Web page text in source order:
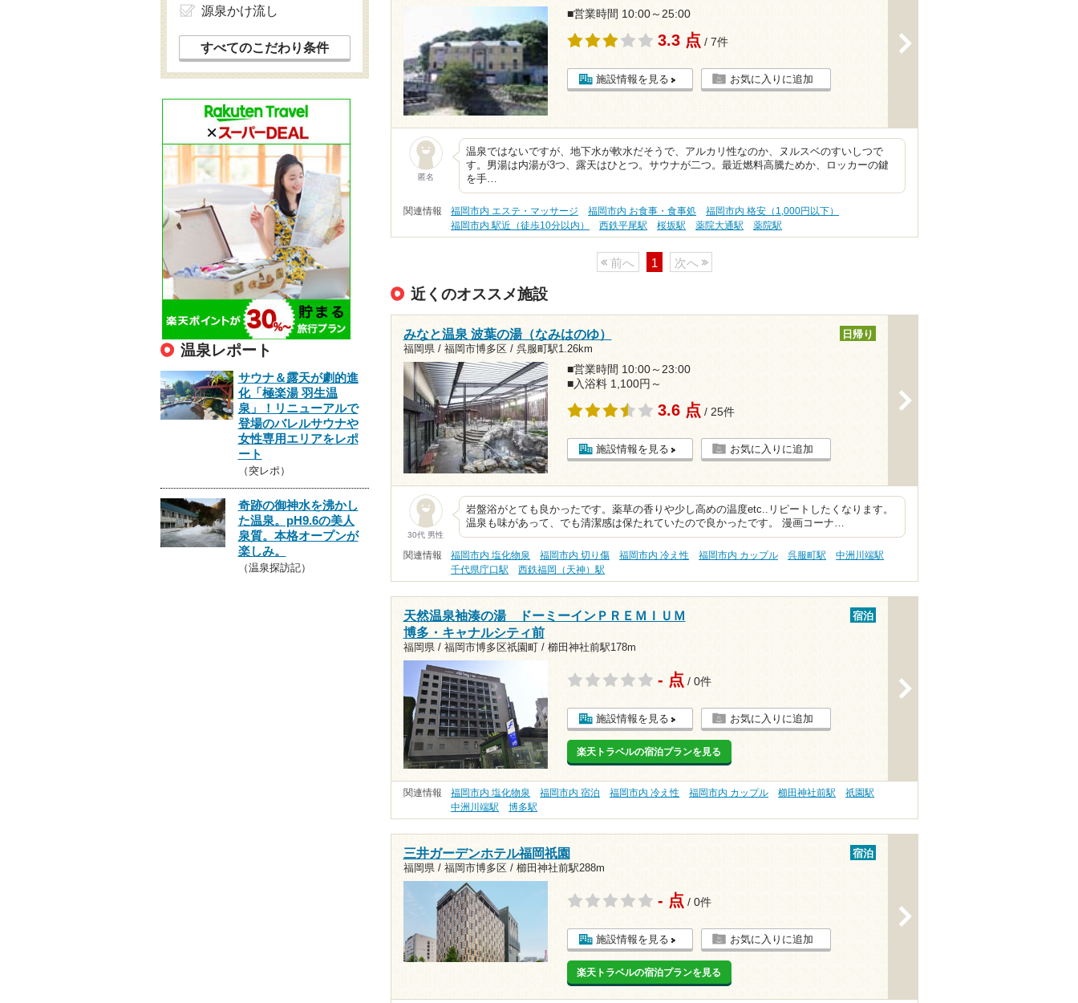
■営業時間 10:00～25:00
3.3 点 / 7件
施設情報を見る お気に入りに追加
匿名
温泉ではないですが、地下水が軟水だそうで、アルカリ性なのか、ヌルスベのすいしつで
す。男湯は内湯が3つ、露天はひとつ。サウナが二つ。最近燃料高騰ためか、ロッカーの鍵
を手…
関連情報 福岡市内 エステ・マッサージ 福岡市内 お食事・食事処
福岡市内 格安（1,000円以下）
福岡市内 駅近（徒歩10分以内）
西鉄平尾駅 桜坂駅 薬院大通駅 薬院駅
前へ 1 次へ
近くのオススメ施設
みなと温泉 波葉の湯（なみはのゆ）
福岡県 / 福岡市博多区 / 呉服町駅1.26km
日帰り
■営業時間 10:00～23:00
■入浴料 1,100円～
3.6 点 / 25件
施設情報を見る お気に入りに追加
30代 男性
岩盤浴がとても良かったです。薬草の香りや少し高めの温度etc..リピートしたくなります。
温泉も味があって、でも清潔感は保たれていたので良かったです。 漫画コーナ…
関連情報 福岡市内 塩化物泉 福岡市内 切り傷 福岡市内 冷え性 福岡市内 カップル 呉服町駅
中洲川端駅
千代県庁口駅
西鉄福岡（天神）駅
天然温泉袖湊の湯 ドーミーインＰＲＥＭＩＵＭ
博多・キャナルシティ前
福岡県 / 福岡市博多区祇園町 / 櫛田神社前駅178m
宿泊
- 点 / 0件
施設情報を見る お気に入りに追加
楽天トラベルの宿泊プランを見る
関連情報 福岡市内 塩化物泉 福岡市内 宿泊 福岡市内 冷え性 福岡市内 カップル 櫛田神社前駅
祇園駅
中洲川端駅
博多駅
三井ガーデンホテル福岡祇園
福岡県 / 福岡市博多区 / 櫛田神社前駅288m
宿泊
- 点 / 0件
施設情報を見る お気に入りに追加
楽天トラベルの宿泊プランを見る
源泉かけ流し
すべてのこだわり条件
温泉レポート
サウナ＆露天が劇的進
化「極楽湯 羽生温
泉」！リニューアルで
登場のバレルサウナや
女性専用エリアをレポ
ート
（突レポ）
奇跡の御神水を沸かし
た温泉。pH9.6の美人
泉質。本格オープンが
楽しみ。
（温泉探訪記）